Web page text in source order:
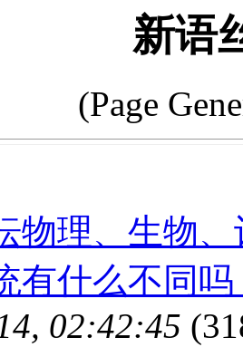
新语
(Page
物理、生物
有什么不同
02:42:45